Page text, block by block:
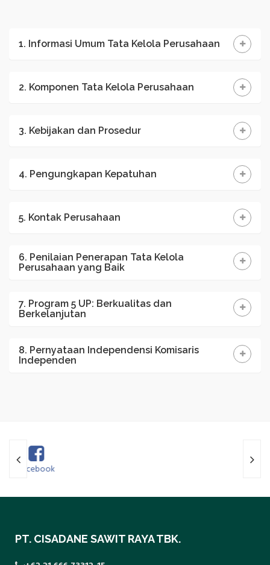
1. Informasi Umum Tata Kelola Perusahaan
2. Komponen Tata Kelola Perusahaan
3. Kebijakan dan Prosedur
4. Pengungkapan Kepatuhan
5. Kontak Perusahaan
6. Penilaian Penerapan Tata Kelola
Perusahaan yang Baik
7. Program 5 UP: Berkualitas dan
Berkelanjutan
8. Pernyataan Independensi Komisaris
Independen
PT. CISADANE SAWIT RAYA TBK.